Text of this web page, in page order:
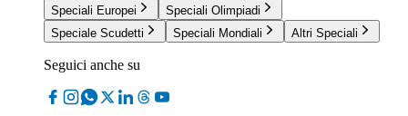
Speciali Europei
Speciali Olimpiadi
Speciale Scudetti
Speciali Mondiali Altri Speciali
Seguici anche su